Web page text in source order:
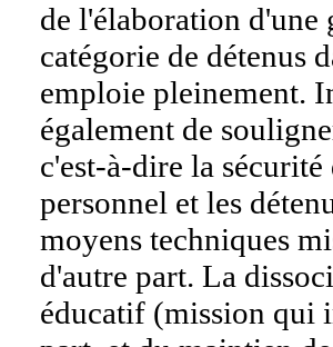
de l'élaboration d'une
catégorie de détenus
emploie pleinement.
également de
c'est-à-dire la
personnel et les
moyens techniques
d'autre part. La
éducatif (mission qui